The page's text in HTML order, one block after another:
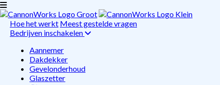
Hoe het werkt Meest gestelde vragen
Bedrijven inschakelen
Aannemer
Dakdekker
Gevelonderhoud
Glaszetter